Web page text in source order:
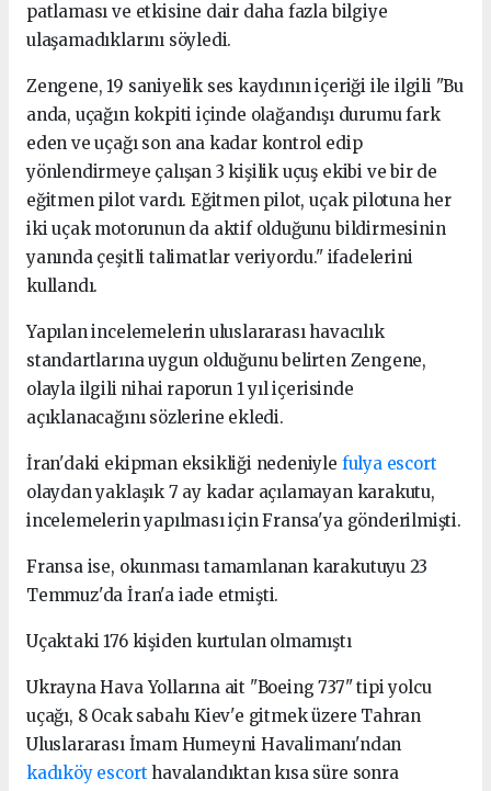
patlaması ve etkisine dair daha fazla bilgiye
ulaşamadıklarını söyledi.
Zengene, 19 saniyelik ses kaydının içeriği ile ilgili "Bu
anda, uçağın kokpiti içinde olağandışı durumu fark
eden ve uçağı son ana kadar kontrol edip
yönlendirmeye çalışan 3 kişilik uçuş ekibi ve bir de
eğitmen pilot vardı. Eğitmen pilot, uçak pilotuna her
iki uçak motorunun da aktif olduğunu bildirmesinin
yanında çeşitli talimatlar veriyordu." ifadelerini
kullandı.
Yapılan incelemelerin uluslararası havacılık
standartlarına uygun olduğunu belirten Zengene,
olayla ilgili nihai raporun 1 yıl içerisinde
açıklanacağını sözlerine ekledi.
İran'daki ekipman eksikliği nedeniyle fulya escort
olaydan yaklaşık 7 ay kadar açılamayan karakutu,
incelemelerin yapılması için Fransa'ya gönderilmişti.
Fransa ise, okunması tamamlanan karakutuyu 23
Temmuz'da İran'a iade etmişti.
Uçaktaki 176 kişiden kurtulan olmamıştı
Ukrayna Hava Yollarına ait "Boeing 737" tipi yolcu
uçağı, 8 Ocak sabahı Kiev'e gitmek üzere Tahran
Uluslararası İmam Humeyni Havalimanı'ndan
kadıköy escort havalandıktan kısa süre sonra